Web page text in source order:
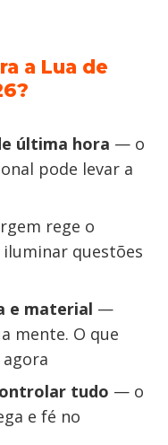
a Lua de
última hora — o
pode levar a
rege o
questões
e material —
mente. O que
tudo — o
e fé no